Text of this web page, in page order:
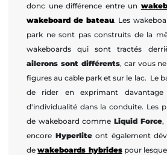
donc une différence entre un
wakeboard de bateau. Les
park ne sont pas construits de la
wakeboards qui sont tractés
ailerons sont différents, car vous
figures au cable park et sur le lac. Le
de rider en exprimant
d'individualité dans la conduite. Les
de wakeboard comme Liquid Force,
encore Hyperliteont également
dewakeboards hybridespour